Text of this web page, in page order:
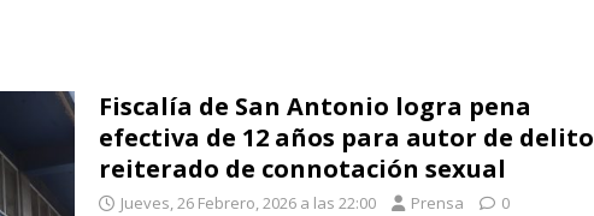
Fiscalía de San Antonio logra pena
efectiva de 12 años para autor de delito
reiterado de connotación sexual
Jueves, 26 Febrero, 2026 a las 22:00 Prensa 0